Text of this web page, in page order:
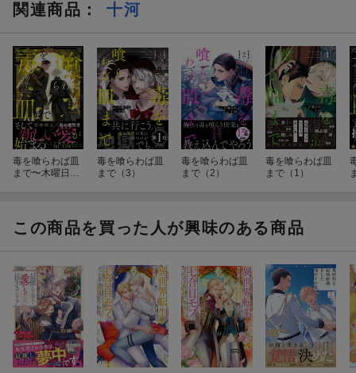
関連商品 ： 十河
毒を喰らわば皿
まで〜木曜日生
毒を喰らわば皿
まで（3）
毒を喰らわば皿
まで（2）
毒を喰らわば皿
まで（1）
この商品を買った人が興味のある商品